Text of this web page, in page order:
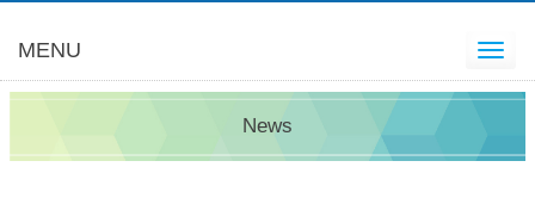
MENU Toggle
navigation
News